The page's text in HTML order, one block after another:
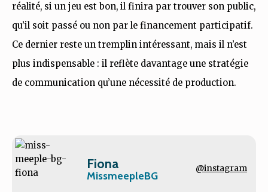
réalité, si un jeu est bon, il finira par trouver son public,
qu’il soit passé ou non par le financement participatif.
Ce dernier reste un tremplin intéressant, mais il n’est
plus indispensable : il reflète davantage une stratégie
de communication qu’une nécessité de production.
Fiona
MissmeepleBG
@instagram